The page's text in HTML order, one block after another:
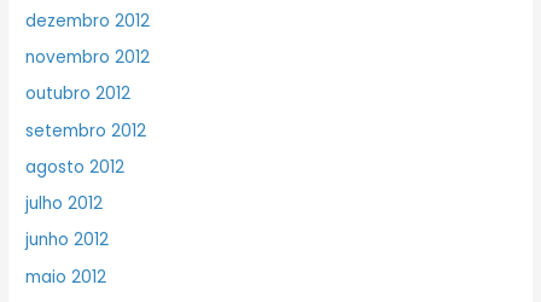
dezembro 2012
novembro 2012
outubro 2012
setembro 2012
agosto 2012
julho 2012
junho 2012
maio 2012